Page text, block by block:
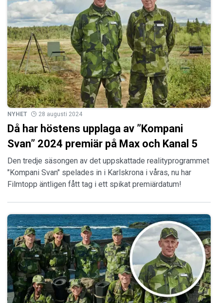
NYHET 28 augusti 2024
Då har höstens upplaga av ”Kompani
Svan” 2024 premiär på Max och Kanal 5
Den tredje säsongen av det uppskattade realityprogrammet
"Kompani Svan" spelades in i Karlskrona i våras, nu har
Filmtopp äntligen fått tag i ett spikat premiärdatum!